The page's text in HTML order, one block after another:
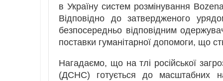
в Україну систем розмінування
Відповідно до затвердженого
безпосередньо відповідним
поставки гуманітарної допомоги, що
Нагадаємо, що на тлі російської
(ДСНС) готується до масштабних